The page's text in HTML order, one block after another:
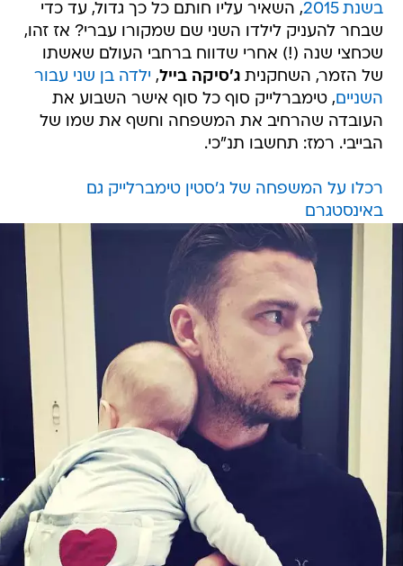
בשנת 2015
, השאיר עליו חותם כל כך גדול, עד כדי
שבחר להעניק לילדו השני שם שמקורו עברי? אז זהו,
שכחצי שנה (!) אחרי שדווח ברחבי העולם שאשתו
של הזמר, השחקניתג'סיקה בייל, ילדה בן שני עבור
השניים, טימברלייק סוף כל סוף אישר השבוע את
העובדה שהרחיב את המשפחה וחשף את שמו של
הבייבי. רמז: תחשבו תנ"כי.
רכלו על המשפחה של ג'סטין טימברלייק גם
באינסטגרם